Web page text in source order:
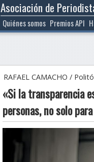
Asociación de
Quiénes somos Premios API
RAFAEL CAMACHO /
«Si la transparencia
personas, no solo